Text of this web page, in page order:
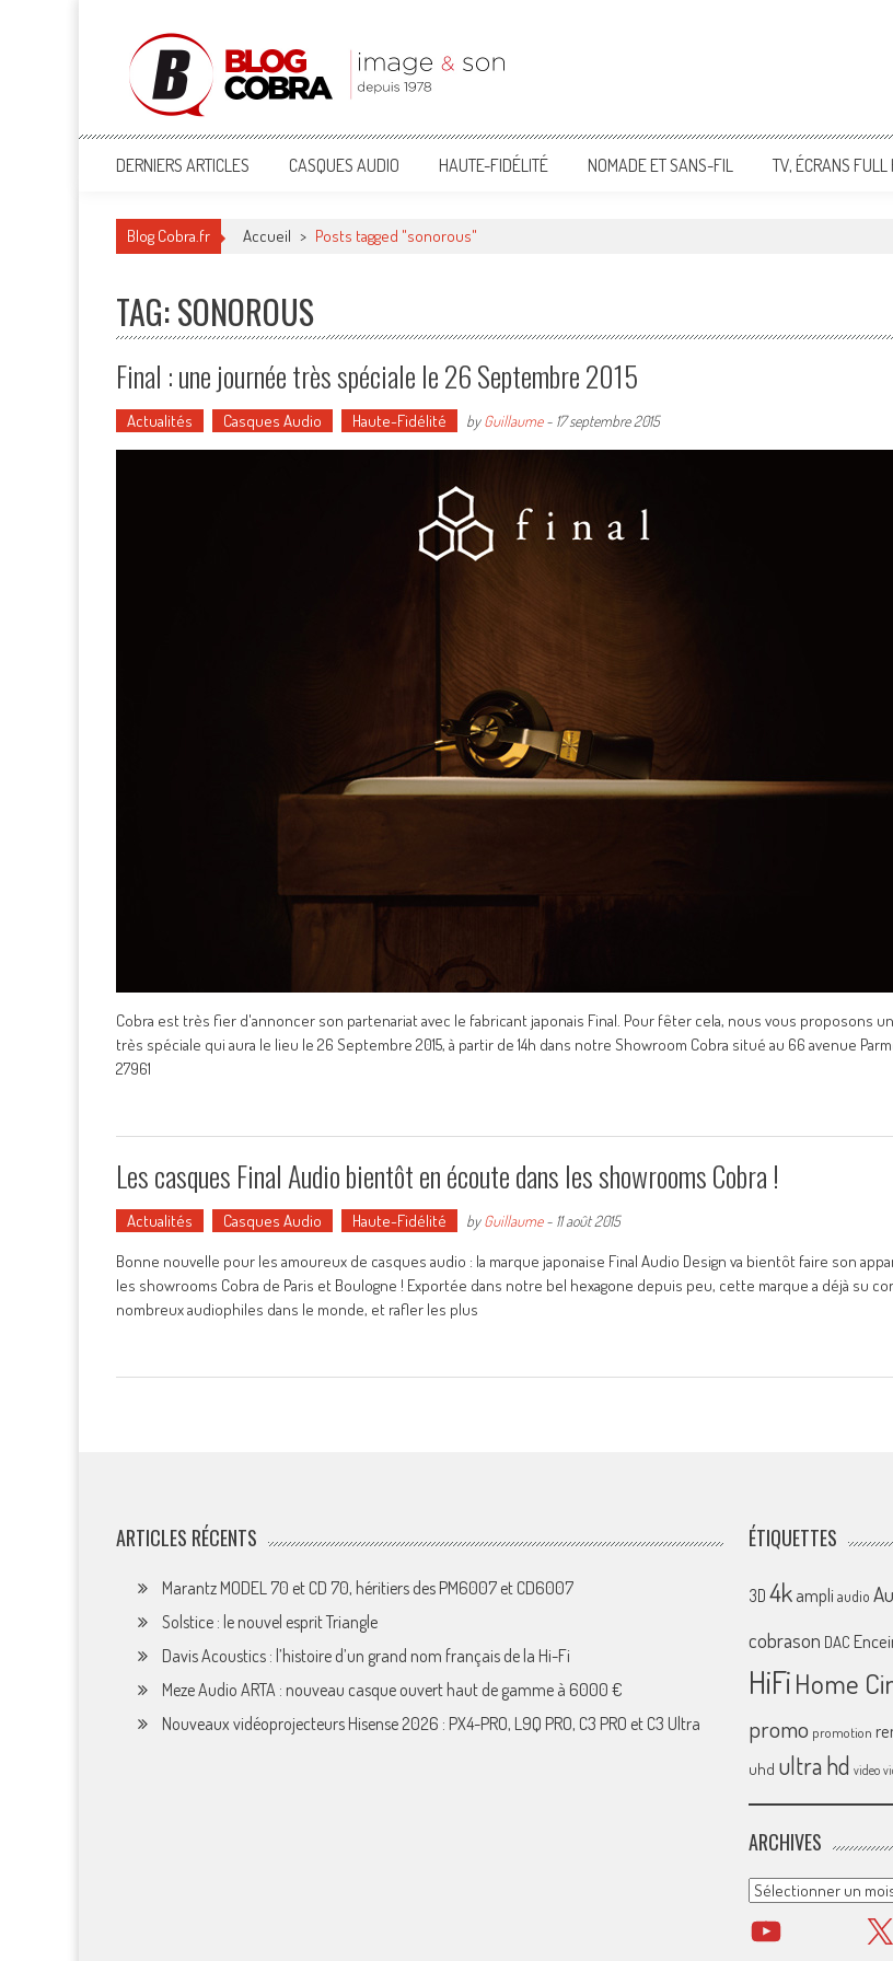
Blog Cobra
Toute l'actu Image & Son !
DERNIERS ARTICLES CASQUES AUDIO HAUTE-FIDÉLITÉ NOMADE ET SANS-FIL TV, ÉCRANS
Blog Cobra.fr Accueil > Posts tagged "sonorous"
TAG: SONOROUS
Final : une journée très spéciale le 26 Septembre 2015
Actualités Casques Audio Haute-Fidélité byGuillaume- 17 septembre 2015
Cobra est très fier d'annoncer son partenariat avec le fabricant japonais Final. Pour fêter cela, nous vous proposons
très spéciale qui aura le lieu le 26 Septembre 2015, à partir de 14h dans notre Showroom Cobra situé au 66 avenue
27961
Les casques Final Audio bientôt en écoute dans les showrooms Cobra !
Actualités Casques Audio Haute-Fidélité byGuillaume- 11 août 2015
Bonne nouvelle pour les amoureux de casques audio : la marque japonaise Final Audio Design va bientôt faire son
les showrooms Cobra de Paris et Boulogne ! Exportée dans notre bel hexagone depuis peu, cette marque a déjà su
nombreux audiophiles dans le monde, et rafler les plus
ARTICLES RÉCENTS
Marantz MODEL 70 et CD 70, héritiers des PM6007 et CD6007
Solstice : le nouvel esprit Triangle
Davis Acoustics : l’histoire d’un grand nom français de la Hi-Fi
Meze Audio ARTA : nouveau casque ouvert haut de gamme à 6000 €
Nouveaux vidéoprojecteurs Hisense 2026 : PX4-PRO, L9Q PRO, C3 PRO et C3 Ultra
ÉTIQUETTES
3D 4k ampliaudio
cobrason DAC
HiFiHome
promo promotion
uhd ultra hd video
ARCHIVES
Archives
YouTube X